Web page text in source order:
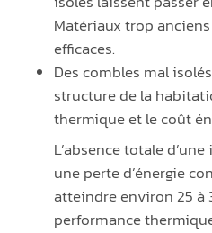
Matériaux trop
efficaces.
Des combles mal
structure de la
thermique et le coût
L’absence totale
une perte d’énergie
atteindre environ 25 à
performance